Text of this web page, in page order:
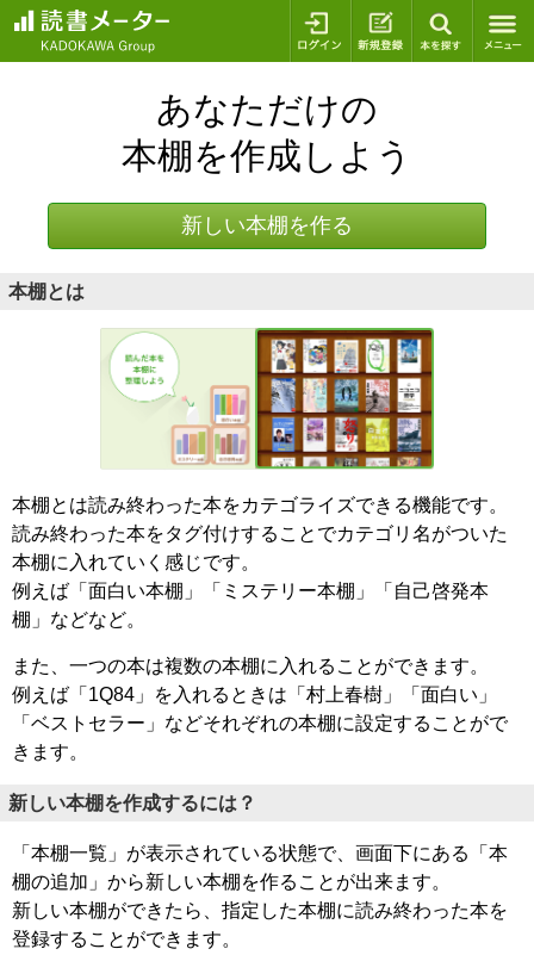
ログイン 新規登録
あなただけの
本棚を作成しよう
新しい本棚を作る
本棚とは
本棚とは読み終わった本をカテゴライズできる機能です。
読み終わった本をタグ付けすることでカテゴリ名がついた
本棚に入れていく感じです。
例えば「面白い本棚」「ミステリー本棚」「自己啓発本
棚」などなど。
また、一つの本は複数の本棚に入れることができます。
例えば「1Q84」を入れるときは「村上春樹」「面白い」
「ベストセラー」などそれぞれの本棚に設定することがで
きます。
新しい本棚を作成するには？
「本棚一覧」が表示されている状態で、画面下にある「本
棚の追加」から新しい本棚を作ることが出来ます。
新しい本棚ができたら、指定した本棚に読み終わった本を
登録することができます。